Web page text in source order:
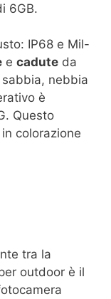
6GB.
IP68 e Mil-
e cadute da
nebbia
è
Questo
colorazione
tra la
outdoor è il